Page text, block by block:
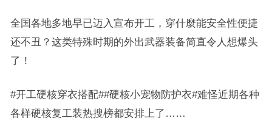
全国各地多地早已迈入宣布开工，穿什麼能安全性便捷
还不丑？这类特殊时期的外出武器装备简直令人想爆头
了！
#开工硬核穿衣搭配##硬核小宠物防护衣#难怪近期各种
各样硬核复工装热搜榜都安排上了……